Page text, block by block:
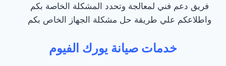
فريق دعم فني لمعالجة وتحدد المشكلة الخاصة بكم
واطلاعكم علي طريقة حل مشكلة الجهاز الخاص بكم
خدمات صيانة يورك الفيوم